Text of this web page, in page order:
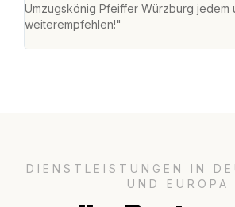
Umzugskönig Pfeiffer Würzburg jedem
weiterempfehlen!"
DIENSTLEISTUNGEN IN
UND EUROPA